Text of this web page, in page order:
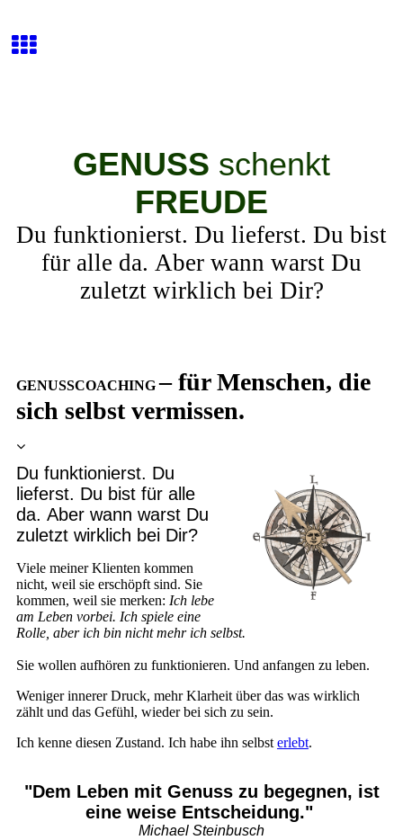
GENUSS schenkt
FREUDE
Du funktionierst. Du lieferst. Du bist
für alle da. Aber wann warst Du
zuletzt wirklich bei Dir?
GENUSSCOACHING– für Menschen, die
sich selbst vermissen.
Du funktionierst. Du
lieferst. Du bist für alle
da. Aber wann warst Du
zuletzt wirklich bei Dir?
Viele meiner Klienten kommen
nicht, weil sie erschöpft sind. Sie
kommen, weil sie merken: Ich lebe
am Leben vorbei. Ich spiele eine
Rolle, aber ich bin nicht mehr ich selbst.
Sie wollen aufhören zu funktionieren. Und anfangen zu leben.
Weniger innerer Druck, mehr Klarheit über das was wirklich
zählt und das Gefühl, wieder bei sich zu sein.
Ich kenne diesen Zustand. Ich habe ihn selbsterlebt.
"Dem Leben mit Genuss zu begegnen, ist
eine weise Entscheidung."
Michael Steinbusch